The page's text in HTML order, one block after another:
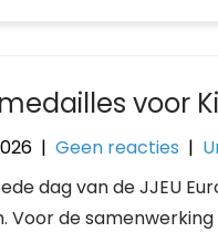
voor
| Geen reacties |
dag van de JJEU
Voor de